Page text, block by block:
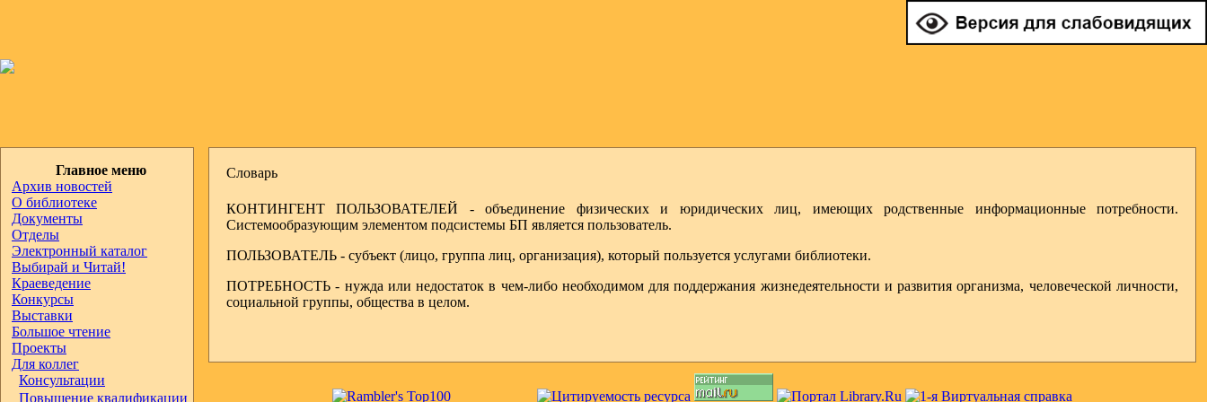
Главное меню
Архив новостей
О библиотеке
Документы
Отделы
Электронный каталог
Выбирай и Читай!
Краеведение
Конкурсы
Выставки
Большое чтение
Проекты
Для коллег
Консультации
Повышение квалификации
Словарь
КОНТИНГЕНТ ПОЛЬЗОВАТЕЛЕЙ - объединение физических и юридических лиц, имеющих родственные информационные потребности.
Системообразующим элементом подсистемы БП является пользователь.
ПОЛЬЗОВАТЕЛЬ - субъект (лицо, группа лиц, организация), который пользуется услугами библиотеки.
ПОТРЕБНОСТЬ - нужда или недостаток в чем-либо необходимом для поддержания жизнедеятельности и развития организма, человеческой личности,
социальной группы, общества в целом.